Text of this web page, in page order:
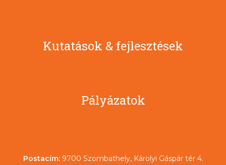
Kutatások & fejlesztések
Pályázatok
Postacím: 9700 Szombathely, Károlyi Gáspár tér 4.